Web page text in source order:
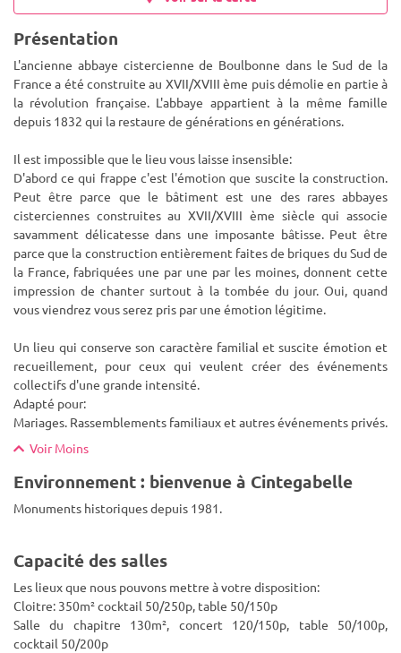
Présentation
L'ancienne abbaye cistercienne de Boulbonne dans le Sud de la
France a été construite au XVII/XVIII ème puis démolie en partie à
la révolution française. L'abbaye appartient à la même famille
depuis 1832 qui la restaure de générations en générations.
Il est impossible que le lieu vous laisse insensible:
D'abord ce qui frappe c'est l'émotion que suscite la construction.
Peut être parce que le bâtiment est une des rares abbayes
cisterciennes construites au XVII/XVIII ème siècle qui associe
savamment délicatesse dans une imposante bâtisse. Peut être
parce que la construction entièrement faites de briques du Sud de
la France, fabriquées une par une par les moines, donnent cette
impression de chanter surtout à la tombée du jour. Oui, quand
vous viendrez vous serez pris par une émotion légitime.
Un lieu qui conserve son caractère familial et suscite émotion et
recueillement, pour ceux qui veulent créer des événements
collectifs d'une grande intensité.
Adapté pour:
Mariages. Rassemblements familiaux et autres événements privés.
Voir Moins
Environnement : bienvenue à Cintegabelle
Monuments historiques depuis 1981.
Capacité des salles
Les lieux que nous pouvons mettre à votre disposition:
Cloitre: 350m² cocktail 50/250p, table 50/150p
Salle du chapitre 130m², concert 120/150p, table 50/100p,
cocktail 50/200p